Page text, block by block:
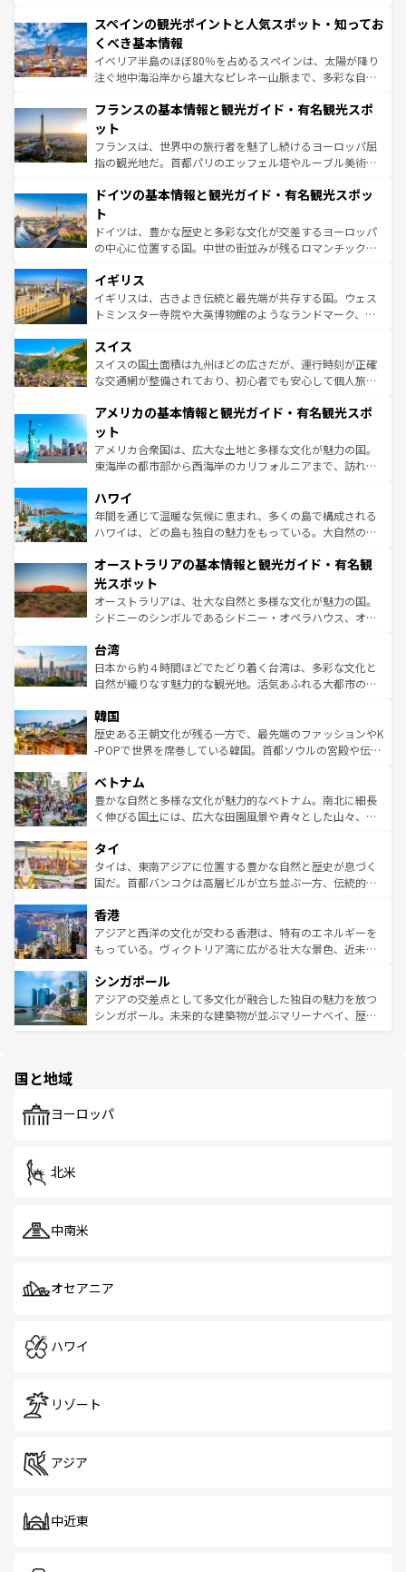
ろん、トスカーナの美しい田園風景やアマルフィ海岸の絶
景など、自然景観も見逃せない。観光の合間には、本場の
ピザやパスタなど、絶品のイタリア料理を堪能することも
できる。朝目覚めてから夜眠るまで、すべての瞬間を楽し
なお、新着のイタリア情報はコンテンツ一覧を参照してほ
しい。
スペインの観光ポイントと人気スポット・知ってお
くべき基本情報
イベリア半島のほぼ80％を占めるスペインは、太陽が降り
注ぐ地中海沿岸から雄大なピレネー山脈まで、多彩な自然
文化が根付くこの国では、情熱的なフラメンコ、熱気あふ
れる闘牛、そして美味しいタパスが生活の一部となってい
る。首都マドリードの洗練された雰囲気や、バルセロナの
アートに溢れた街角から、地方では古代ローマ遺跡や中世
せる。地方によって風土や気候が異なるスペインはその個
ンテンツ一覧 を参照してほしい。
フランスの基本情報と観光ガイド・有名観光スポ
ット
フランスは、世界中の旅行者を魅了し続けるヨーロッパ屈
指の観光地だ。首都パリのエッフェル塔やルーブル美術館
で、幅広い魅力が詰まっている。華麗な宮殿、歴史的な大
聖堂、美しいビーチ、そして豊かな自然が、訪れる者を心
から魅了する。また、フランスは美食の国としても知ら
れ、フランス料理はユネスコ無形文化遺産にも登録されて
香り高いラベンダー畑など、多彩な楽しみ方が可能だ。さ
らに、パリ以外の地域にも魅力が溢れており、どの街角に
も豊かな歴史と文化が息づいている。パリ以外の個性あふ
を参照してほしい。
ドイツの基本情報と観光ガイド・有名観光スポッ
ト
ドイツは、豊かな歴史と多彩な文化が交差するヨーロッパ
の中心に位置する国。中世の街並みが残るロマンチック街
顔を持つこの国は、どこを歩いても飽きることがない。ベ
ルリンの文化的活気、バイエルン州のアルプスの絶景、そ
してライン川沿いのワイン畑といった風景は必見。ビール
は、お酒好きな人にはぜひ体験してほしい。 なお、新着の
ドイツ情報はコンテンツ一覧を参照してほしい。
イギリス
イギリスは、古きよき伝統と最先端が共存する国。ウェス
トミンスター寺院や大英博物館のようなランドマーク、歴
リアごとに異なる魅力がある。また、優雅なアフタヌーン
ティー、ビール好きにはたまらない英国パブ、サッカー観
戦など、本場だからこそできる体験も豊富。イギリスを旅
ンツ一覧を参照してほしい。
スイス
スイスの国土面積は九州ほどの広さだが、運行時刻が正確
な交通網が整備されており、初心者でも安心して個人旅行
の建物がそのまま残る町や、スイスならではのユニークな
博物館もあり、アルプス観光だけでなく町歩きも満喫する
ことができる。国民の所得が高いため物価も高いが、旅行
者向けの交通パス提供のサービスもあり、うまく活用すれ
着のスイス情報は
アメリカの基本情報と観光ガイド・有名観光スポ
ット
アメリカ合衆国は、広大な土地と多様な文化が魅力の国。
東海岸の都市部から西海岸のカリフォルニアまで、訪れる
のような巨大都市は、観光、ショッピング、エンターテイ
ンメントが詰まった刺激的なスポットだ。一方、アメリカ
西部には大自然が広がり、グランドキャニオンやイエロー
部のニューオーリンズでは、音楽と美食が融合した独特の
文化が魅力。旅行者はアメリカの各地域で異なる魅力を楽
しみながら、その多様性と豊かな歴史を感じることができ
るだろう。車でのロードトリップや列車の旅も、アメリカ
情報は
ハワイ
年間を通じて温暖な気候に恵まれ、多くの島で構成される
ハワイは、どの島も独自の魅力をもっている。大自然の神
ワイ島は見逃せない。また、定番の観光地といえばオアフ
島だが、静かな自然を求めるならマウイ島やカウアイ島が
おすすめ。エメラルドグリーンに輝く海をはじめ、豊かな
文化や歴史が息づいている。「アロハスピリット」と呼ば
人々、おいしいローカルフードやハワイアンミュージッ
ク、伝統的なフラダンスなど、すべてがハワイの魅力を彩
っている。訪れるたびに新しい発見と感動が待っているハ
はコンテンツ一覧
オーストラリアの基本情報と観光ガイド・有名観
光スポット
オーストラリアは、壮大な自然と多様な文化が魅力の国。
シドニーのシンボルであるシドニー・オペラハウス、オー
リアリーフや大陸中央部にそびえるウルル（エアーズロッ
ク）、タスマニアの美しい原生林やケアンズの熱帯雨林な
ど、見どころがたくさん。また、カフェやワイン、オージ
いる。アクティビティも充実しており、サーフィンやダイ
ビング、ハイキングなど、アウトドア好きにはたまらな
い。オーストラリアの多彩な魅力を存分に味わいつくそ
参照してほしい。
台湾
日本から約４時間ほどでたどり着く台湾は、多彩な文化と
自然が織りなす魅力的な観光地。活気あふれる大都市の台
ン）、静ひつな山岳地帯である台湾東部など、都市の喧騒
と山間の静けさが共存しており、訪れる人に新しい発見と
驚きをもたらしてくれる。また、奥深い台湾の食文化も魅
容にもいいと評判のスイーツなど、バラエティ豊かな料理
が味わえる。 なお、新着の台湾情報は コンテンツ一覧を参
照してほしい。
韓国
歴史ある王朝文化が残る一方で、最先端のファッションやK
-POPで世界を席巻している韓国。首都ソウルの宮殿や伝統
き、地方に足を延ばせば四季折々の自然美を楽しむことが
できる。そして、キムチや焼肉、絶品のストリートフード
まで、さまざまな韓国料理が待っている。夜には、韓国な
リティに包まれながら、韓国の多彩な魅力を心ゆくまで味
わってみてほしい。 なお、新着の韓国情報はコンテンツ一
覧を参照してほしい。
ベトナム
豊かな自然と多様な文化が魅力的なベトナム。南北に細長
く伸びる国土には、広大な田園風景や青々とした山々、世
急速な発展と共に伝統が息づく。ハノイの古い町並みやホ
ーチミン市のフランス統治時代の建物も、独特の雰囲気を
醸し出している。また、バラエティの豊かさとおいしさで
とつ。フォーやバインミー、ベトナムコーヒーなどは、ぜ
ひ現地で味わいたい。どの地域を訪れてもあたたかい人々
が旅行者を迎えてくれるので、きっと忘れられない旅にな
参照してほしい。
タイ
タイは、東南アジアに位置する豊かな自然と歴史が息づく
国だ。首都バンコクは高層ビルが立ち並ぶ一方、伝統的な
の活気が交差している。北部ではチェンマイなどの山岳地
帯で自然と触れ合い、南部ではプーケットやクラビの美し
いビーチでリゾート気分を楽しむことができる。タイ料理
激する。気候は一年中温暖で、どの季節にも異なる楽しみ
が待っている。親しみやすいタイの人々、仏教を中心とし
た文化、そして多様な観光資源が、訪れる旅人を魅了し続
香港
アジアと西洋の文化が交わる香港は、特有のエネルギーを
もっている。ヴィクトリア湾に広がる壮大な景色、近未来
み、どこを訪れても感動するはず。観光スポットが密集し
ており、効率よく見どころを回れるのも魅力。息をのむよ
うな絶景から文化的な体験まで、香港を存分に楽しみ尽く
シンガポール
アジアの交差点として多文化が融合した独自の魅力を放つ
シンガポール。未来的な建築物が並ぶマリーナベイ、歴史
で、ホーカーズは地元の風情を楽しめる外せないスポット
国と地域
ヨーロッパ
北米
中南米
オセアニア
ハワイ
リゾート
アジア
中近東